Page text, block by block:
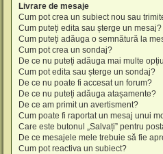
Livrare de mesaje
Cum pot crea un subiect nou sau
Cum puteți edita sau șterge un mesaj?
Cum puteți adăuga o semnătură la
Cum pot crea un sondaj?
De ce nu puteți adăuga mai multe
Cum pot edita sau șterge un sondaj?
De ce nu poate fi accesat un forum?
De ce nu puteți adăuga atașamente?
De ce am primit un avertisment?
Cum poate fi raportat un mesaj unui
Care este butonul „Salvați” pentru
De ce mesajele mele trebuie să fie
Cum pot reactiva un subiect?